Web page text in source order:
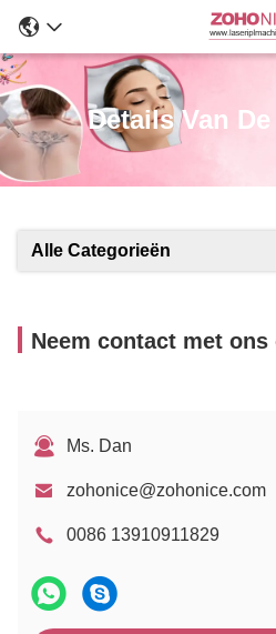
Details Van
Alle Categorieën
Neem contact met ons
Ms. Dan
zohonice@zohonice.com
0086 13910911829